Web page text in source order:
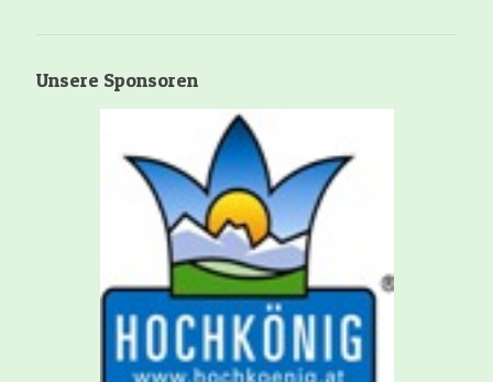
Unsere Sponsoren